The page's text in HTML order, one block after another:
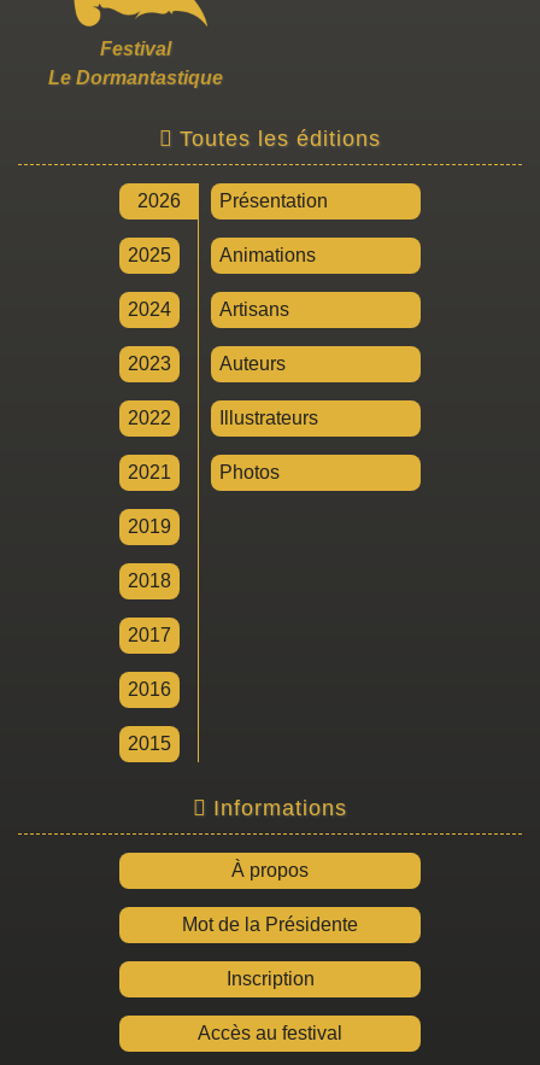
Festival
Le Dormantastique
Toutes les éditions
2026
2025
2024
2023
2022
2021
2019
2018
2017
2016
2015
Présentation
Animations
Artisans
Auteurs
Illustrateurs
Photos
Informations
À propos
Mot de la Présidente
Inscription
Accès au festival